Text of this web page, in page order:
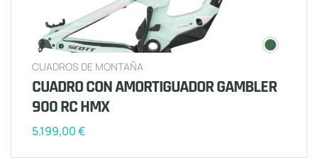
CUADROS DE MONTAÑA
CUADRO CON AMORTIGUADOR GAMBLER
900 RC HMX
5.199,00€